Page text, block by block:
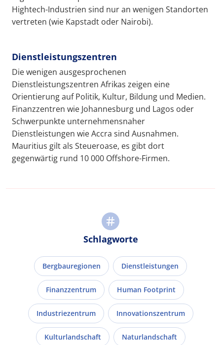
Hightech-Industrien sind nur an wenigen Standorten
vertreten (wie Kapstadt oder Nairobi).
Dienstleistungszentren
Die wenigen ausgesprochenen
Dienstleistungszentren Afrikas zeigen eine
Orientierung auf Politik, Kultur, Bildung und Medien.
Finanzzentren wie Johannesburg und Lagos oder
Schwerpunkte unternehmensnaher
Dienstleistungen wie Accra sind Ausnahmen.
Mauritius gilt als Steueroase, es gibt dort
gegenwärtig rund 10 000 Offshore-Firmen.
Schlagworte
Bergbauregionen Dienstleistungen
Finanzzentrum Human Footprint
Industriezentrum Innovationszentrum
Kulturlandschaft Naturlandschaft